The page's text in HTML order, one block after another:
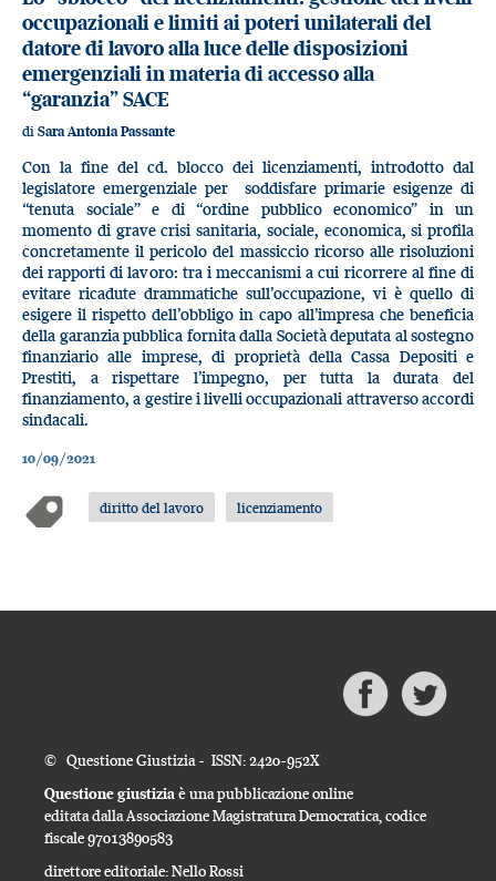
occupazionali e limiti ai poteri unilaterali del
datore di lavoro alla luce delle disposizioni
emergenziali in materia di accesso alla
“garanzia” SACE
di Sara Antonia Passante
Con la fine del cd. blocco dei licenziamenti, introdotto dal
legislatore emergenziale per soddisfare primarie esigenze di
“tenuta sociale” e di “ordine pubblico economico” in un
momento di grave crisi sanitaria, sociale, economica, si profila
concretamente il pericolo del massiccio ricorso alle risoluzioni
dei rapporti di lavoro: tra i meccanismi a cui ricorrere al fine di
evitare ricadute drammatiche sull’occupazione, vi è quello di
esigere il rispetto dell’obbligo in capo all’impresa che beneficia
della garanzia pubblica fornita dalla Società deputata al sostegno
finanziario alle imprese, di proprietà della Cassa Depositi e
Prestiti, a rispettare l’impegno, per tutta la durata del
finanziamento, a gestire i livelli occupazionali attraverso accordi
sindacali.
10/09/2021
diritto del lavoro licenziamento
© Questione Giustizia - ISSN: 2420-952X
Questione giustiziaè una pubblicazione online
editata dalla Associazione Magistratura Democratica, codice
fiscale 97013890583
direttore editoriale: Nello Rossi